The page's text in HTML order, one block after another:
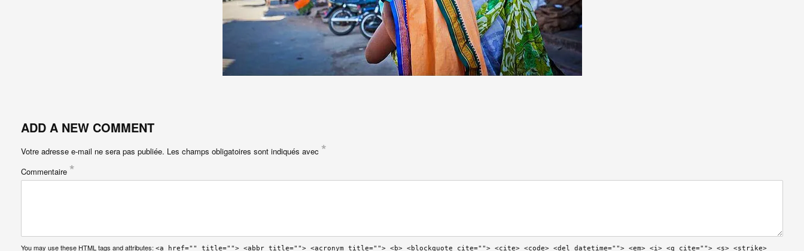
ADD A NEW COMMENT
Votre adresse e-mail ne sera pas publiée. Les champs obligatoires sont indiqués avec *
Commentaire *
You may use these HTML tags and attributes: <a href="" title=""> <abbr title=""> <acronym title=""> <b> <blockquote cite=""> <cite> <code> <del datetime=""> <em> <i> <q cite=""> <s> <strike>